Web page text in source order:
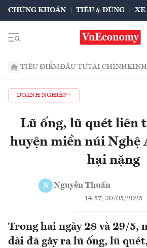
CHỨNG KHOÁN TIÊU & DÙNG XE
TIÊU ĐIỂMĐẦU TƯTÀI CHÍNHKINH
DOANH NGHIỆP
Lũ ống, lũ quét liên
huyện miền núi Nghệ
hại nặng
N Nguyễn Thuấn
14:57, 30/05/2025
Trong hai ngày 28 và 29/5,
dài đã gây ra lũ ống, lũ